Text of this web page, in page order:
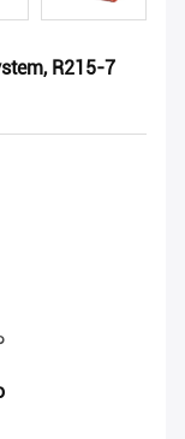
R215-7